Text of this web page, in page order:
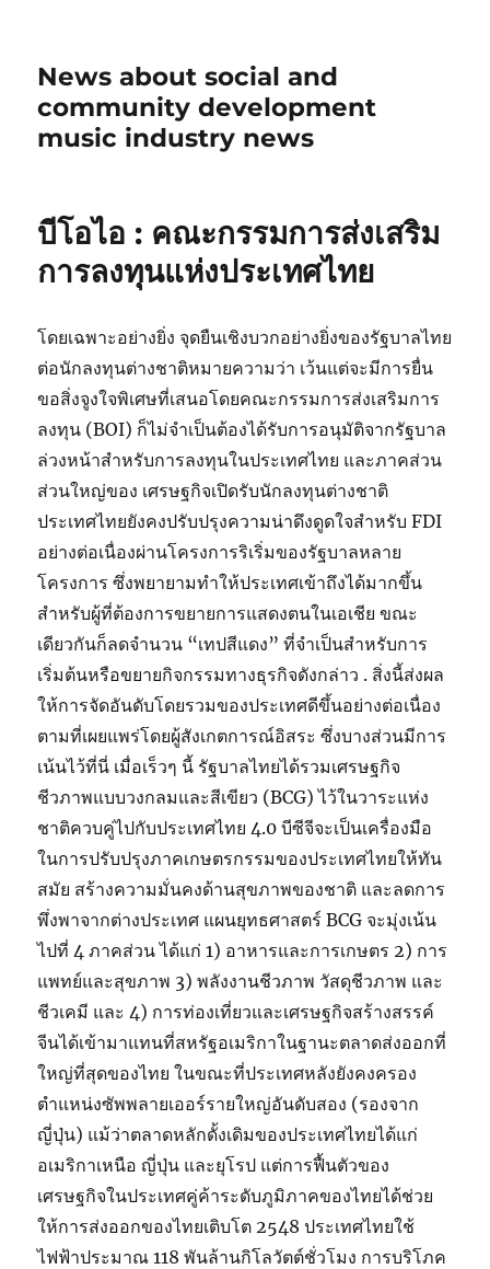
News about social and
community development
music industry news
บีโอไอ : คณะกรรมการส่งเสริม
การลงทุนแห่งประเทศไทย
โดยเฉพาะอย่างยิ่ง จุดยืนเชิงบวกอย่างยิ่งของรัฐบาลไทย
ต่อนักลงทุนต่างชาติหมายความว่า เว้นแต่จะมีการยื่น
ขอสิ่งจูงใจพิเศษที่เสนอโดยคณะกรรมการส่งเสริมการ
ลงทุน (BOI) ก็ไม่จำเป็นต้องได้รับการอนุมัติจากรัฐบาล
ล่วงหน้าสำหรับการลงทุนในประเทศไทย และภาคส่วน
ส่วนใหญ่ของ เศรษฐกิจเปิดรับนักลงทุนต่างชาติ
ประเทศไทยยังคงปรับปรุงความน่าดึงดูดใจสำหรับ FDI
อย่างต่อเนื่องผ่านโครงการริเริ่มของรัฐบาลหลาย
โครงการ ซึ่งพยายามทำให้ประเทศเข้าถึงได้มากขึ้น
สำหรับผู้ที่ต้องการขยายการแสดงตนในเอเชีย ขณะ
เดียวกันก็ลดจำนวน “เทปสีแดง” ที่จำเป็นสำหรับการ
เริ่มต้นหรือขยายกิจกรรมทางธุรกิจดังกล่าว . สิ่งนี้ส่งผล
ให้การจัดอันดับโดยรวมของประเทศดีขึ้นอย่างต่อเนื่อง
ตามที่เผยแพร่โดยผู้สังเกตการณ์อิสระ ซึ่งบางส่วนมีการ
เน้นไว้ที่นี่ เมื่อเร็วๆ นี้ รัฐบาลไทยได้รวมเศรษฐกิจ
ชีวภาพแบบวงกลมและสีเขียว (BCG) ไว้ในวาระแห่ง
ชาติควบคู่ไปกับประเทศไทย 4.0 บีซีจีจะเป็นเครื่องมือ
ในการปรับปรุงภาคเกษตรกรรมของประเทศไทยให้ทัน
สมัย ​​สร้างความมั่นคงด้านสุขภาพของชาติ และลดการ
พึ่งพาจากต่างประเทศ แผนยุทธศาสตร์ BCG จะมุ่งเน้น
ไปที่ 4 ภาคส่วน ได้แก่ 1) อาหารและการเกษตร 2) การ
แพทย์และสุขภาพ 3) พลังงานชีวภาพ วัสดุชีวภาพ และ
ชีวเคมี และ 4) การท่องเที่ยวและเศรษฐกิจสร้างสรรค์
จีนได้เข้ามาแทนที่สหรัฐอเมริกาในฐานะตลาดส่งออกที่
ใหญ่ที่สุดของไทย ในขณะที่ประเทศหลังยังคงครอง
ตำแหน่งซัพพลายเออร์รายใหญ่อันดับสอง (รองจาก
ญี่ปุ่น) แม้ว่าตลาดหลักดั้งเดิมของประเทศไทยได้แก่
อเมริกาเหนือ ญี่ปุ่น และยุโรป แต่การฟื้นตัวของ
เศรษฐกิจในประเทศคู่ค้าระดับภูมิภาคของไทยได้ช่วย
ให้การส่งออกของไทยเติบโต 2548 ประเทศไทยใช้
ไฟฟ้าประมาณ 118 พันล้านกิโลวัตต์ชั่วโมง การบริโภค